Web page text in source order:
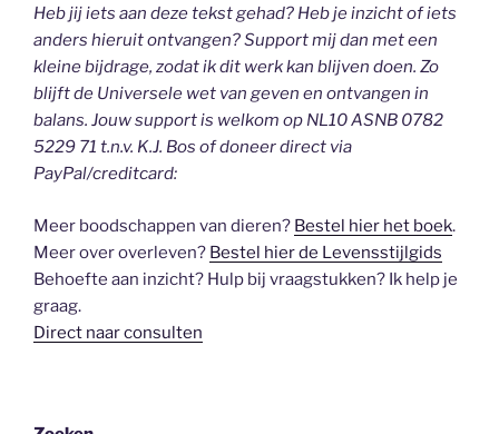
Heb jij iets aan deze tekst gehad? Heb je inzicht of iets
anders hieruit ontvangen? Support mij dan met een
kleine bijdrage, zodat ik dit werk kan blijven doen. Zo
blijft de Universele wet van geven en ontvangen in
balans. Jouw support is welkom op NL10 ASNB 0782
5229 71 t.n.v. K.J. Bos of doneer direct via
PayPal/creditcard:
Meer boodschappen van dieren? Bestel hier het boek.
Meer over overleven? Bestel hier de Levensstijlgids
Behoefte aan inzicht? Hulp bij vraagstukken? Ik help je
graag.
Direct naar consulten